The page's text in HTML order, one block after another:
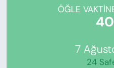
ÖĞLE
7
24
GAZETECİLİĞİNİ
Süper Lig Puan
Tüm Manşetler